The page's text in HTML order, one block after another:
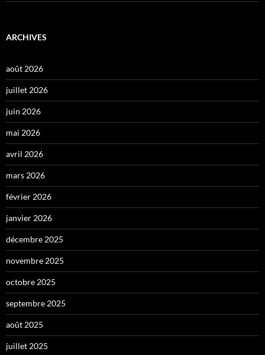
ARCHIVES
août 2026
juillet 2026
juin 2026
mai 2026
avril 2026
mars 2026
février 2026
janvier 2026
décembre 2025
novembre 2025
octobre 2025
septembre 2025
août 2025
juillet 2025